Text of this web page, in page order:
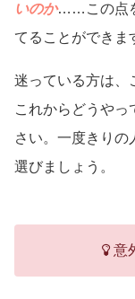
いのか……この点
てることができま
迷っている方は、
これからどうやっ
さい。一度きりの
選びましょう。
意